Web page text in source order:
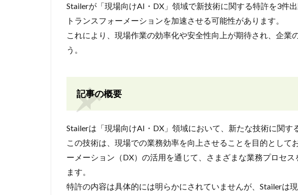
Stailerが「現場向けAI・DX」領域で新技術に関する特許を3件
トランスフォーメーションを加速させる可能性があります。
これにより、現場作業の効率化や安全性向上が期待され、企業
う。
記事の概要
Stailerは「現場向けAI・DX」領域において、新たな技術に関す
この技術は、現場での業務効率を向上させることを目的として
ーメーション（DX）の活用を通じて、さまざまな業務プロセ
ます。
特許の内容は具体的には明らかにされていませんが、Stailerは